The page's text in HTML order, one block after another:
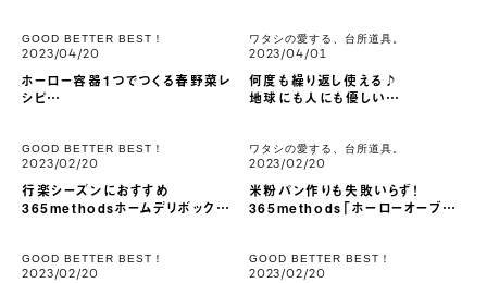
GOOD BETTER BEST！
2023/04/20
ホーロー容器1つでつくる春野菜レ
シピ
ワタシの愛する、台所道具。
2023/04/01
何度も繰り返し使える♪
地球にも人にも優しい
GOOD BETTER BEST！
2023/02/20
行楽シーズンにおすすめ
365methodsホームデリボックス
ワタシの愛する、台所道具。
2023/02/20
米粉パン作りも失敗いらず！
365methods「ホーローオーブン
GOOD BETTER BEST！
2023/02/20
GOOD BETTER BEST！
2023/02/20